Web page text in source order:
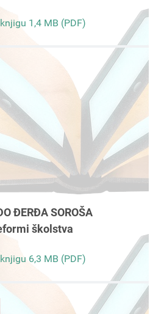
1,4 MB (PDF)
ĐERĐA SOROŠA
školstva
6,3 MB (PDF)